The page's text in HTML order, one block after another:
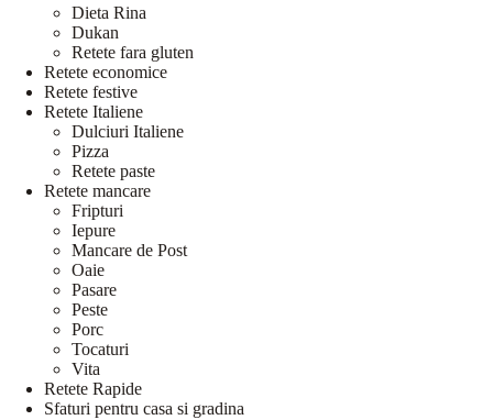
Dieta Rina
Dukan
Retete fara gluten
Retete economice
Retete festive
Retete Italiene
Dulciuri Italiene
Pizza
Retete paste
Retete mancare
Fripturi
Iepure
Mancare de Post
Oaie
Pasare
Peste
Porc
Tocaturi
Vita
Retete Rapide
Sfaturi pentru casa si gradina